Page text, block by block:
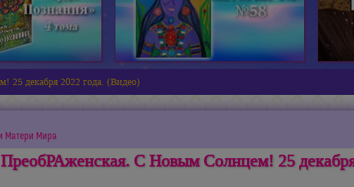
25 декабря 2022 года. (Видео)
Матери Мира
С Новым Солнцем! 25